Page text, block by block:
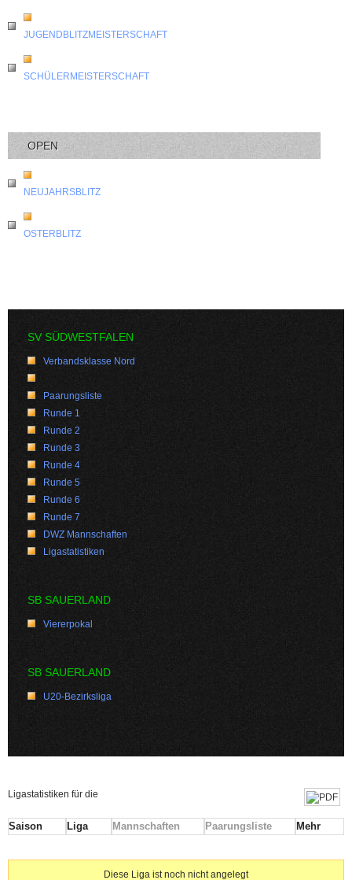
JUGENDBLITZMEISTERSCHAFT
SCHÜLERMEISTERSCHAFT
OPEN
NEUJAHRSBLITZ
OSTERBLITZ
SV SÜDWESTFALEN
Verbandsklasse Nord
Paarungsliste
Runde 1
Runde 2
Runde 3
Runde 4
Runde 5
Runde 6
Runde 7
DWZ Mannschaften
Ligastatistiken
SB SAUERLAND
Viererpokal
SB SAUERLAND
U20-Bezirksliga
Ligastatistiken für die
Saison Liga Mannschaften Paarungsliste Mehr
Diese Liga ist noch nicht angelegt